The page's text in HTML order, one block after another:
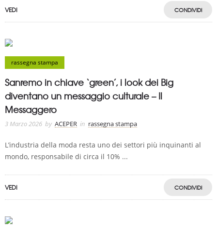
VEDI CONDIVIDI
rassegna stampa
Sanremo in chiave ‘green’, i look dei Big
diventano un messaggio culturale – Il
Messaggero
3 Marzo 2026 by ACEPER in rassegna stampa
L’industria della moda resta uno dei settori più inquinanti al
mondo, responsabile di circa il 10% ...
VEDI CONDIVIDI